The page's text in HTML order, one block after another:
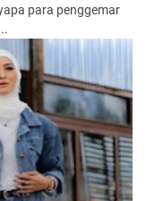
para penggemar